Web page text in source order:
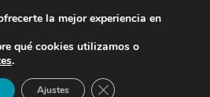
la mejor experiencia en
qué cookies utilizamos o
.
Ajustes Cerrar el banner de